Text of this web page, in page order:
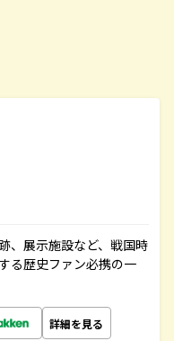
、展示施設など、戦国時
る歴史ファン必携の一
詳細を見る